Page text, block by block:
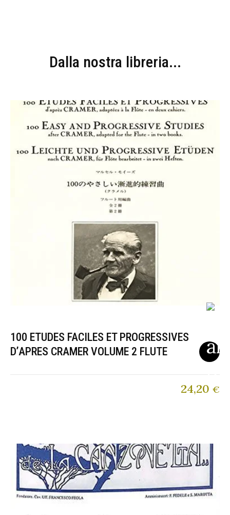
Dalla nostra libreria...
100 ETUDES FACILES ET PROGRESSIVES
D’APRES CRAMER VOLUME 2 FLUTE
24,20 €